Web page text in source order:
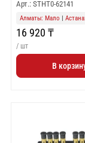
Арт.: STHT0-62141
Алматы: Мало
16 920 ₸
/ шт
В